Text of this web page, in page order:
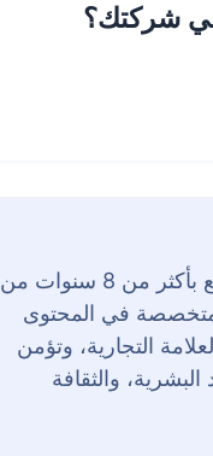
في شركتك؟
حنين إبراهيم هي رئيسة قسم التواصل في ZenHR، وتتمتع بأكثر من 8 سنوات من
متخصصة في المحتوى
التجارية، وتؤمن
والثقافة